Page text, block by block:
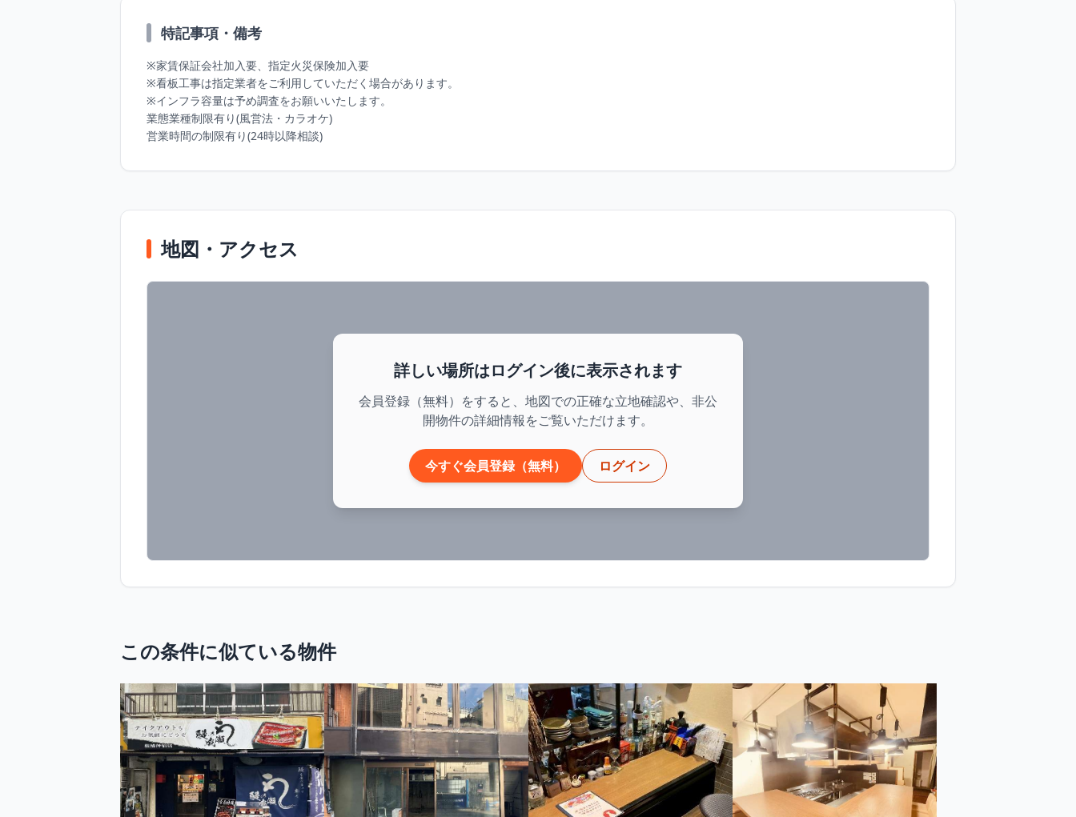
特記事項・備考
※家賃保証会社加入要、指定火災保険加入要
※看板工事は指定業者をご利用していただく場合があります。
※インフラ容量は予め調査をお願いいたします。
業態業種制限有り(風営法・カラオケ)
営業時間の制限有り(24時以降相談)
地図・アクセス
詳しい場所はログイン後に表示されます
会員登録（無料）をすると、地図での正確な立地確認や、非公
開物件の詳細情報をご覧いただけます。
今すぐ会員登録（無料） ログイン
この条件に似ている物件